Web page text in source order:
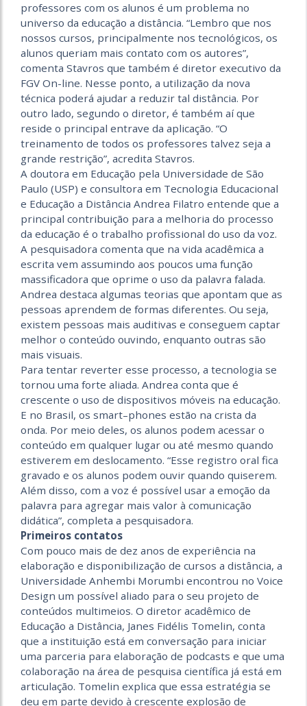
professores com os alunos é um problema no
universo da educação a distância. “Lembro que nos
nossos cursos, principalmente nos tecnológicos, os
alunos queriam mais contato com os autores”,
comenta Stavros que também é diretor executivo da
FGV On-line. Nesse ponto, a utilização da nova
técnica poderá ajudar a reduzir tal distância. Por
outro lado, segundo o diretor, é também aí que
reside o principal entrave da aplicação. “O
treinamento de todos os professores talvez seja a
grande restrição”, acredita Stavros.
A doutora em Educação pela Universidade de São
Paulo (USP) e consultora em Tecnologia Educacional
e Educação a Distância Andrea Filatro entende que a
principal contribuição para a melhoria do processo
da educação é o trabalho profissional do uso da voz.
A pesquisadora comenta que na vida acadêmica a
escrita vem assumindo aos poucos uma função
massificadora que oprime o uso da palavra falada.
Andrea destaca algumas teorias que apontam que as
pessoas aprendem de formas diferentes. Ou seja,
existem pessoas mais auditivas e conseguem captar
melhor o conteúdo ouvindo, enquanto outras são
mais visuais.
Para tentar reverter esse processo, a tecnologia se
tornou uma forte aliada. Andrea conta que é
crescente o uso de dispositivos móveis na educação.
E no Brasil, os smart–phones estão na crista da
onda. Por meio deles, os alunos podem acessar o
conteúdo em qualquer lugar ou até mesmo quando
estiverem em deslocamento. “Esse registro oral fica
gravado e os alunos podem ouvir quando quiserem.
Além disso, com a voz é possível usar a emoção da
palavra para agregar mais valor à comunicação
didática”, completa a pesquisadora.
Primeiros contatos
Com pouco mais de dez anos de experiência na
elaboração e disponibilização de cursos a distância, a
Universidade Anhembi Morumbi encontrou no Voice
Design um possível aliado para o seu projeto de
conteúdos multimeios. O diretor acadêmico de
Educação a Distância, Janes Fidélis Tomelin, conta
que a instituição está em conversação para iniciar
uma parceria para elaboração de podcasts e que uma
colaboração na área de pesquisa científica já está em
articulação. Tomelin explica que essa estratégia se
deu em parte devido à crescente explosão de